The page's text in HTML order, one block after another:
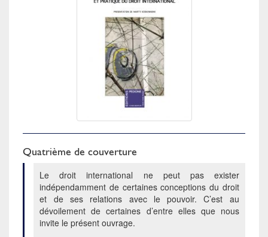
Quatrième de couverture
Le droit international ne peut pas exister
indépendamment de certaines conceptions du droit
et de ses relations avec le pouvoir. C’est au
dévoilement de certaines d’entre elles que nous
invite le présent ouvrage.